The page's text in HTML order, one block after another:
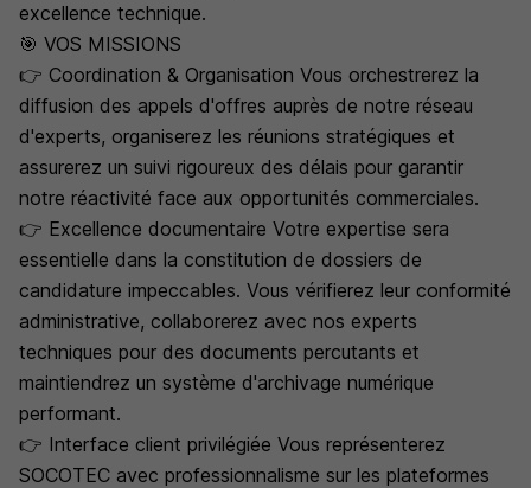
excellence technique.
🎯 VOS MISSIONS
👉 Coordination & Organisation Vous orchestrerez la
diffusion des appels d'offres auprès de notre réseau
d'experts, organiserez les réunions stratégiques et
assurerez un suivi rigoureux des délais pour garantir
notre réactivité face aux opportunités commerciales.
👉 Excellence documentaire Votre expertise sera
essentielle dans la constitution de dossiers de
candidature impeccables. Vous vérifierez leur conformité
administrative, collaborerez avec nos experts
techniques pour des documents percutants et
maintiendrez un système d'archivage numérique
performant.
👉 Interface client privilégiée Vous représenterez
SOCOTEC avec professionnalisme sur les plateformes